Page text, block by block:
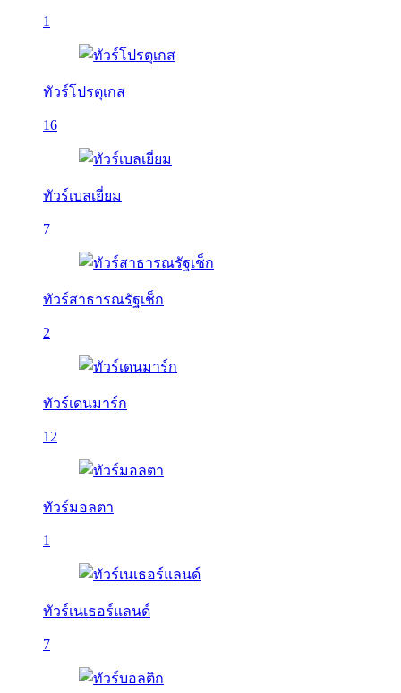
1
ทัวร์โปรตุเกส
16
ทัวร์เบลเยี่ยม
7
ทัวร์สาธารณรัฐเช็ก
2
ทัวร์เดนมาร์ก
12
ทัวร์มอลตา
1
ทัวร์เนเธอร์แลนด์
7